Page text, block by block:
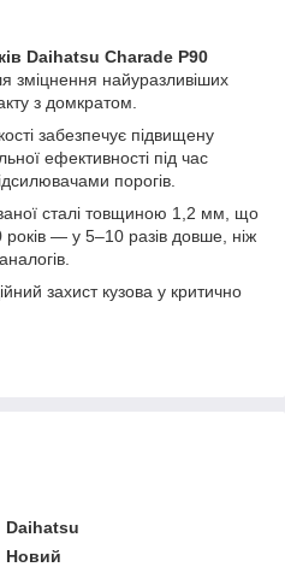
Daihatsu Charade P90
зміцнення найуразливіших
з домкратом.
забезпечує підвищену
ефективності під час
порогів.
сталі товщиною 1,2 мм, що
— у 5–10 разів довше, ніж
захист кузова у критично
Daihatsu
Новий